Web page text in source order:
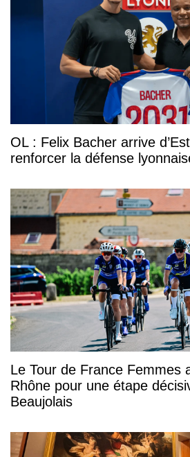
OL : Felix Bacher arrive
renforcer la défense
Le Tour de France Femmes
Rhône pour une étape
Beaujolais